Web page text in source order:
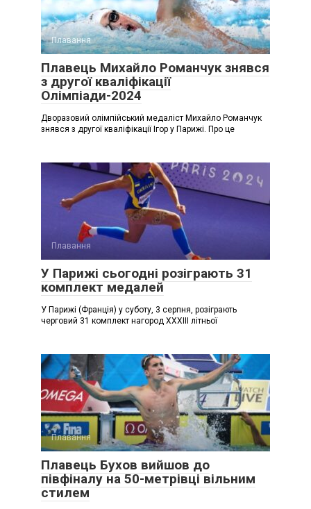
Плавання
Плавець Михайло Романчук знявся
з другої кваліфікації
Олімпіади-2024
Дворазовий олімпійський медаліст Михайло Романчук
знявся з другої кваліфікації Ігор у Парижі. Про це
Плавання
У Парижі сьогодні розіграють 31
комплект медалей
У Парижі (Франція) у суботу, 3 серпня, розіграють
черговий 31 комплект нагород ХХХІІІ літньої
Плавання
Плавець Бухов вийшов до
півфіналу на 50-метрівці вільним
стилем